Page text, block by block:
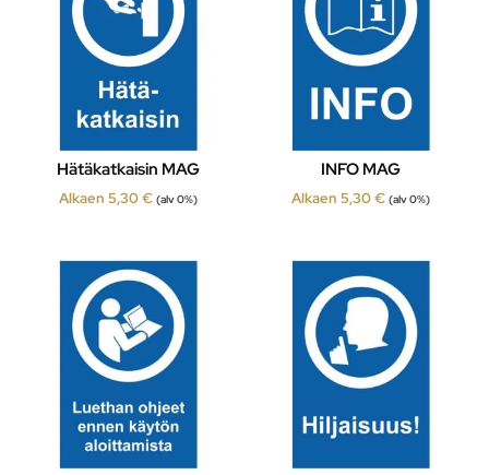
Hätäkatkaisin MAG
Alkaen5,30€ (alv 0%)
INFO MAG
Alkaen 5,30€ (alv 0%)